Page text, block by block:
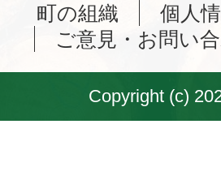
町の組織 個人
ご意見・お問い
Copyright (c)